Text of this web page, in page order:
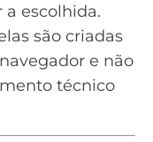
a escolhida.
são criadas
e não
técnico